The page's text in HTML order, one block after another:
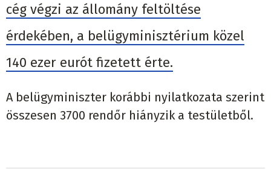
cég végzi az állomány feltöltése
érdekében, a belügyminisztérium közel
140 ezer eurót fizetett érte.
A belügyminiszter korábbi nyilatkozata szerint
összesen 3700 rendőr hiányzik a testületből.